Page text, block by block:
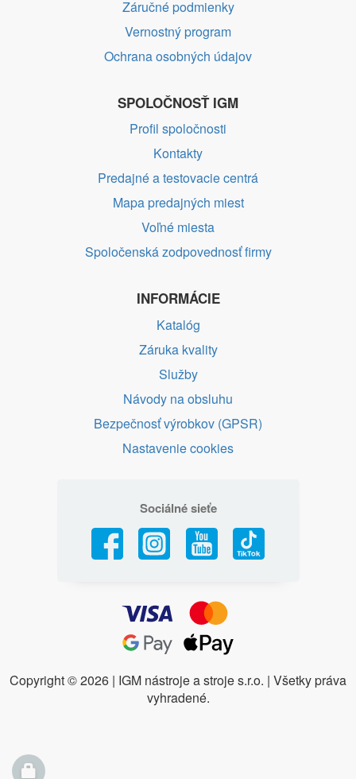
Záručné podmienky
Vernostný program
Ochrana osobných údajov
SPOLOČNOSŤ IGM
Profil spoločnosti
Kontakty
Predajné a testovacie centrá
Mapa predajných miest
Voľné miesta
Spoločenská zodpovednosť firmy
INFORMÁCIE
Katalóg
Záruka kvality
Služby
Návody na obsluhu
Bezpečnosť výrobkov (GPSR)
Nastavenie cookies
Sociálné sieťe
Copyright ©2026 | IGM nástroje a stroje s.r.o. | Všetky práva
vyhradené.